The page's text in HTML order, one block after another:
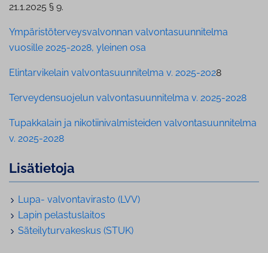
21.1.2025 § 9.
Ympäristöterveysvalvonnan valvontasuunnitelma
vuosille 2025-2028, yleinen osa
Elintarvikelain valvontasuunnitelma v. 2025-2028
Terveydensuojelun valvontasuunnitelma v. 2025-2028
Tupakkalain ja nikotiinivalmisteiden valvontasuunnitelma
v. 2025-2028
Lisätietoja
Lupa- val­von­ta­vi­ras­to (LVV)
Lapin pe­las­tus­lai­tos
Sä­tei­ly­tur­va­kes­kus (STUK)